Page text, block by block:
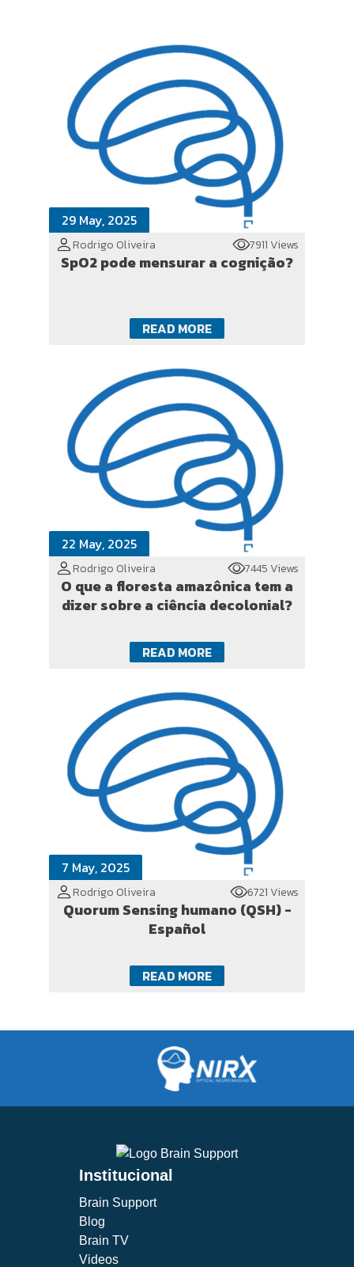
29 May, 2025
Rodrigo Oliveira 7911 Views
SpO2 pode mensurar a cognição?
READ MORE
22 May, 2025
Rodrigo Oliveira 7445 Views
O que a floresta amazônica tem a
dizer sobre a ciência decolonial?
READ MORE
7 May, 2025
Rodrigo Oliveira 6721 Views
Quorum Sensing humano (QSH) -
Español
READ MORE
Institucional
Brain Support
Blog
Brain TV
Videos